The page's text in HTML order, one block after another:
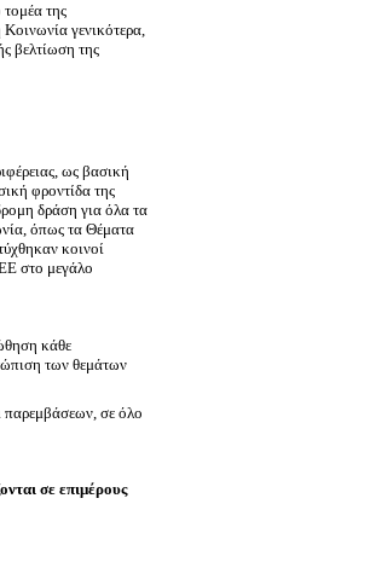
της
γενικότερα,
βελτίωση της
ως βασική
φροντίδα της
δράση για όλα τα
όπως τα Θέματα
κοινοί
στο μεγάλο
κάθε
των θεμάτων
παρεμβάσεων, σε όλο
σε επιμέρους